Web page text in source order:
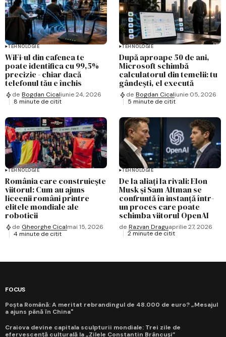
TEHNOLOGIE
WiFi-ul din cafenea te
poate identifica cu 99,5%
precizie - chiar dacă
telefonul tău e închis
de Bogdan Cicaliunie 24, 2026
8 minute de citit
TEHNOLOGIE
După aproape 50 de ani,
Microsoft schimbă
calculatorul din temelii: tu
gândești, el execută
de Bogdan Cicaliunie 05, 2026
5 minute de citit
TEHNOLOGIE
România care construiește
viitorul: Cum au ajuns
liceenii români printre
elitele mondiale ale
roboticii
de Gheorghe Cicalmai 15, 2026
4 minute de citit
TEHNOLOGIE
De la aliați la rivali: Elon
Musk și Sam Altman se
confruntă în instanță într-
un proces care poate
schimba viitorul OpenAI
de Razvan Draguaprilie 27, 2026
2 minute de citit
FOCUS
Poșta Română: A meritat rebrandingul de 48.000 de euro? „Mesajul
a ajuns până în China"
Craiova devine capitala sculpturii mondiale: Trei zile de
efervescență culturală la „Zilele Constantin Brâncuși”